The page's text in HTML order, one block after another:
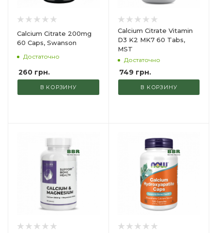
Calcium Citrate 200mg
60 Caps, Swanson
Достаточно
260 грн.
В КОРЗИНУ
Calcium Citrate Vitamin
D3 K2 MK7 60 Tabs,
MST
Достаточно
749 грн.
В КОРЗИНУ